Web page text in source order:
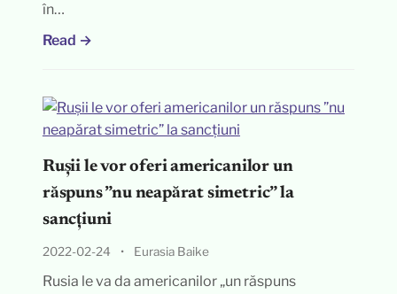
în…
Read →
Rușii le vor oferi americanilor un
răspuns ”nu neapărat simetric” la
sancțiuni
2022-02-24 • Eurasia Baike
Rusia le va da americanilor „un răspuns